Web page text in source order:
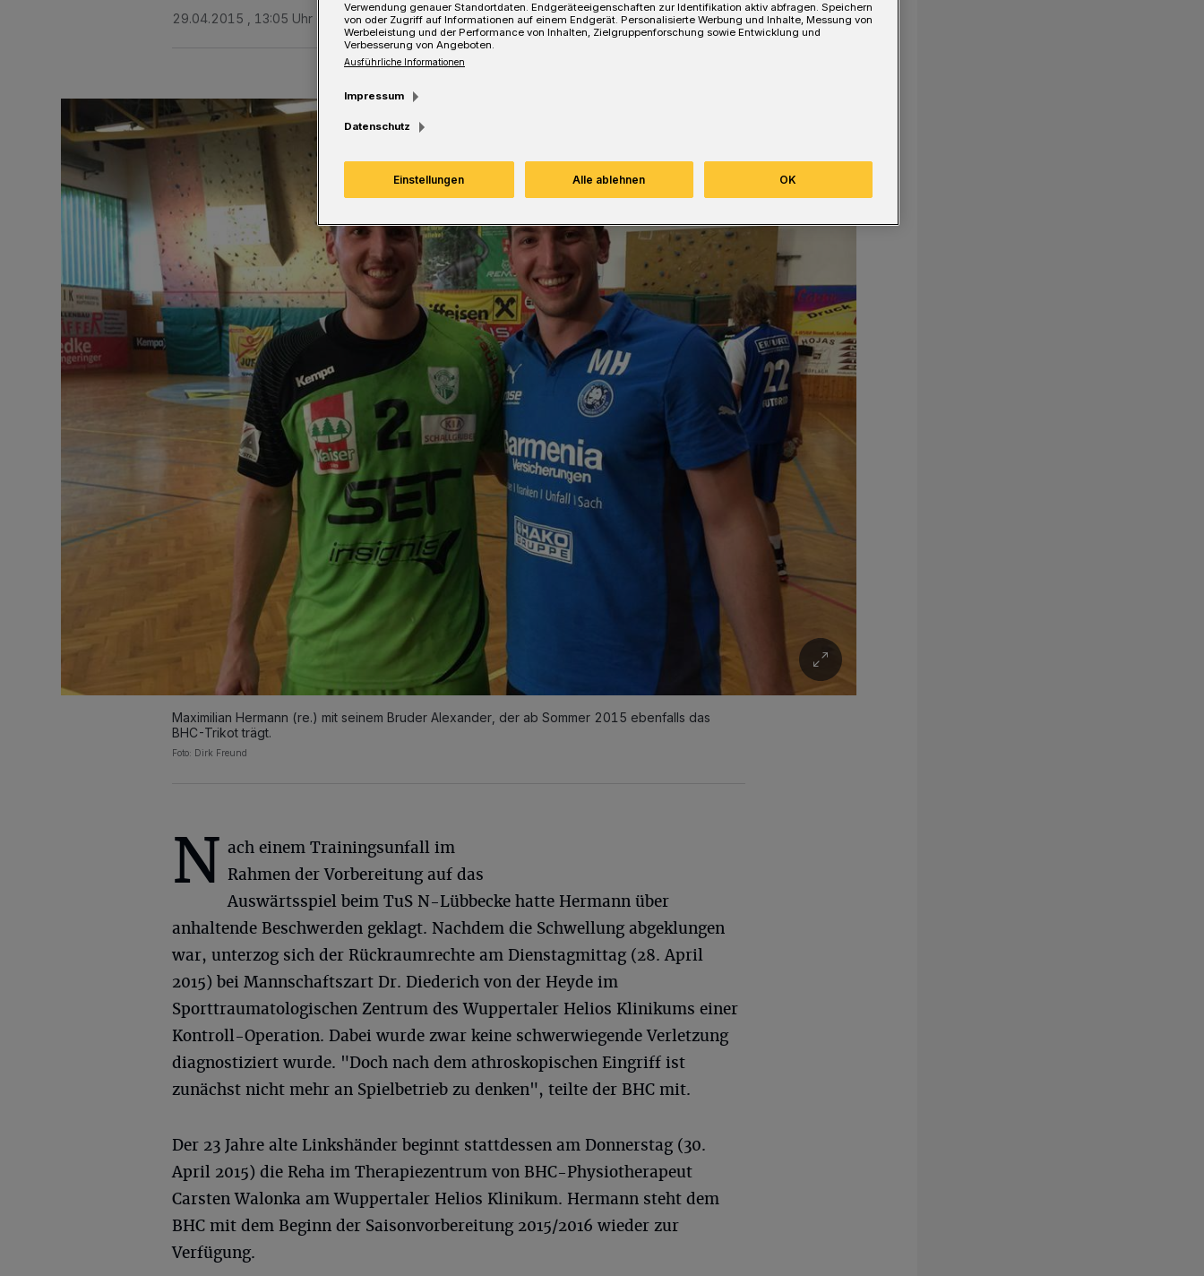
29.04.2015 , 13:05 Uhr Eine Minute Lesezeit
Maximilian Hermann (re.) mit seinem Bruder Alexander, der ab Sommer 2015 ebenfalls das
BHC-Trikot trägt.
Foto: Dirk Freund
N ach einem Trainingsunfall im
Rahmen der Vorbereitung auf das
Auswärtsspiel beim TuS N-Lübbecke hatte Hermann über
anhaltende Beschwerden geklagt. Nachdem die Schwellung abgeklungen
war, unterzog sich der Rückraumrechte am Dienstagmittag (28. April
2015) bei Mannschaftszart Dr. Diederich von der Heyde im
Sporttraumatologischen Zentrum des Wuppertaler Helios Klinikums einer
Kontroll-Operation. Dabei wurde zwar keine schwerwiegende Verletzung
diagnostiziert wurde. "Doch nach dem athroskopischen Eingriff ist
zunächst nicht mehr an Spielbetrieb zu denken", teilte der BHC mit.
Der 23 Jahre alte Linkshänder beginnt stattdessen am Donnerstag (30.
April 2015) die Reha im Therapiezentrum von BHC-Physiotherapeut
Carsten Walonka am Wuppertaler Helios Klinikum. Hermann steht dem
BHC mit dem Beginn der Saisonvorbereitung 2015/2016 wieder zur
Verfügung.
Verwendung genauer Standortdaten. Endgeräteeigenschaften zur Identifikation aktiv abfragen. Speichern
von oder Zugriff auf Informationen auf einem Endgerät. Personalisierte Werbung und Inhalte, Messung von
Werbeleistung und der Performance von Inhalten, Zielgruppenforschung sowie Entwicklung und
Verbesserung von Angeboten.
Ausführliche Informationen
Impressum
Datenschutz
Einstellungen Alle ablehnen OK